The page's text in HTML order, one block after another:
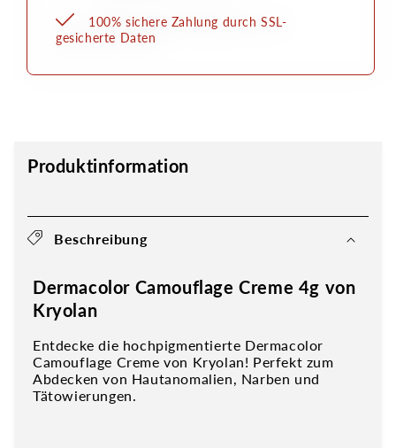
100% sichere Zahlung durch SSL-
gesicherte Daten
Produktinformation
Beschreibung
Dermacolor Camouflage Creme 4g von
Kryolan
Entdecke die hochpigmentierte Dermacolor
Camouflage Creme von Kryolan! Perfekt zum
Abdecken von Hautanomalien, Narben und
Tätowierungen.